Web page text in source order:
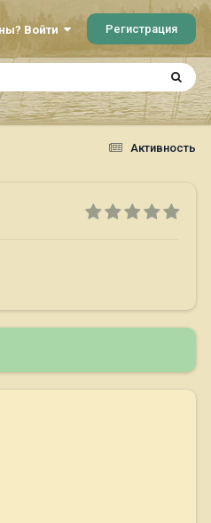
Войти Регистрация
Активность